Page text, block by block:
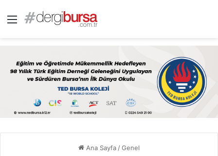
Menü
Ana Sayfa/Genel